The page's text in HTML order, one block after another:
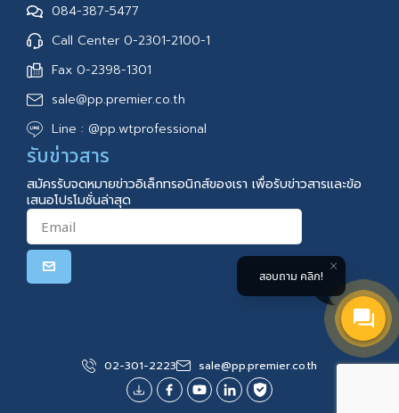
084-387-5477
Call Center 0-2301-2100-1
Fax 0-2398-1301
sale@pp.premier.co.th
Line : @pp.wtprofessional
รับข่าวสาร
สมัครรับจดหมายข่าวอิเล็กทรอนิกส์ของเรา เพื่อรับข่าวสารและข้อ
เสนอโปรโมชั่นล่าสุด
02-301-2223 sale@pp.premier.co.th
สอบถาม คลิก!